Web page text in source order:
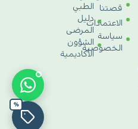
قصتنا
الاعتمادات
سياسة
الخصوصية
الطبي
دليل
المرضى
الشؤون
الأكاديمية
%